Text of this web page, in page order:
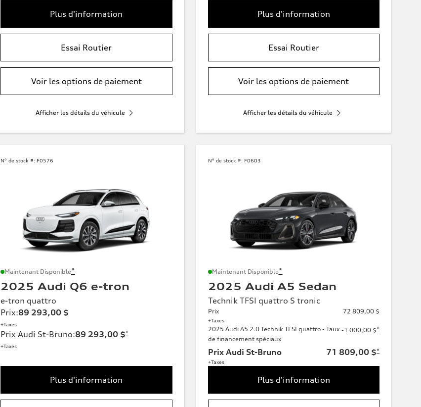
Plus d'information
Essai Routier
Voir les options de paiement
Afficher les détails du véhicule
Plus d'information
Essai Routier
Voir les options de paiement
Afficher les détails du véhicule
N° de stock #: F0576
Maintenant Disponible*
2025 Audi Q6 e-tron
e-tron quattro
Prix:89 293,00 $
+Taxes
Prix Audi St-Bruno:89 293,00 $*
+Taxes
Plus d'information
N° de stock #: F0603
Maintenant Disponible*
2025 Audi A5 Sedan
Technik TFSI quattro S tronic
Prix
+Taxes
72 809,00 $
2025 Audi A5 2.0 Technik TFSI quattro - Taux
de financement spéciaux
-1 000,00 $*
Prix Audi St-Bruno 71 809,00 $*
+Taxes
Plus d'information